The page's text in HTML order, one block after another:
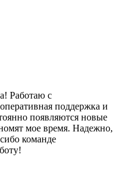
Работаю с
поддержка и
появляются новые
мое время. Надежно,
команде